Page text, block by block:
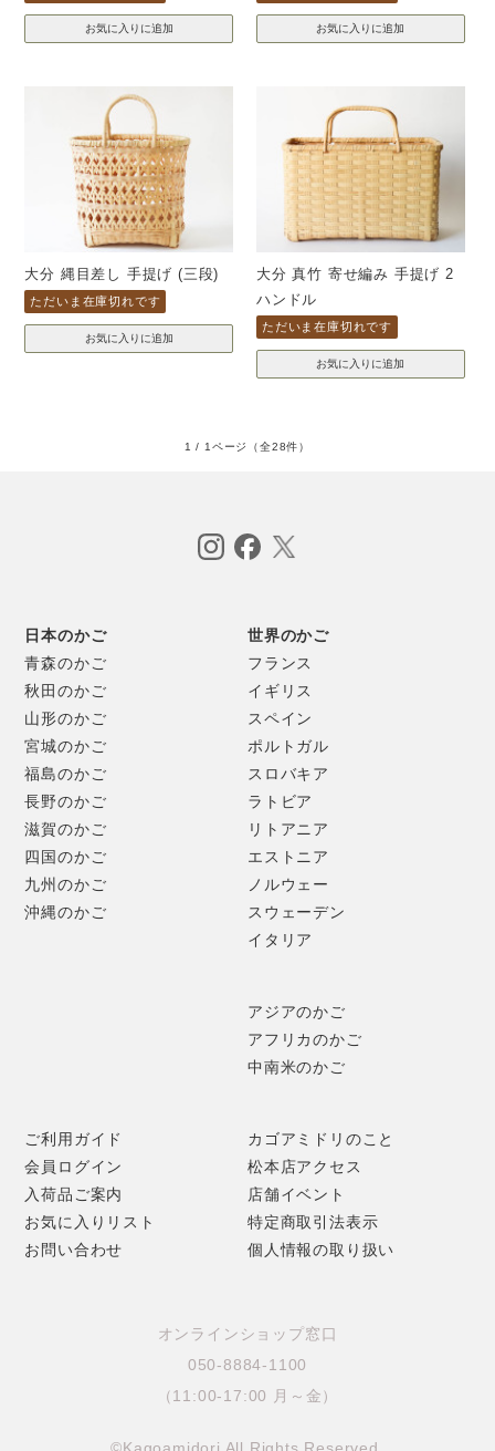
大分 縄目差し 手提げ (三段)
ただいま在庫切れです
大分 真竹 寄せ編み 手提げ 2
ハンドル
ただいま在庫切れです
1 / 1ページ （全28件）
日本のかご
青森のかご
秋田のかご
山形のかご
宮城のかご
福島のかご
長野のかご
滋賀のかご
四国のかご
九州のかご
沖縄のかご
世界のかご
フランス
イギリス
スペイン
ポルトガル
スロバキア
ラトビア
リトアニア
エストニア
ノルウェー
スウェーデン
イタリア
アジアのかご
アフリカのかご
中南米のかご
ご利用ガイド
会員ログイン
入荷品ご案内
お気に入りリスト
お問い合わせ
カゴアミドリのこと
松本店アクセス
店舗イベント
特定商取引法表示
個人情報の取り扱い
オンラインショップ窓口
050-8884-1100
（11:00-17:00 月～金）